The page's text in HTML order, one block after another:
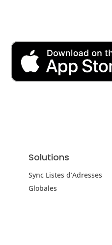
Solutions
Sync Listes d’Adresses
Globales